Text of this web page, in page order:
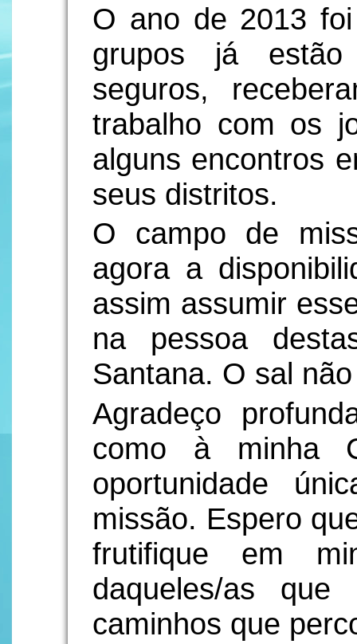
O ano de 2013
grupos já
seguros,
trabalho com os
alguns encontros
seus distritos.
O campo de
agora a
assim assumir
na pessoa
Santana. O sal
Agradeço
como à minha
oportunidade
missão. Espero
frutifique em
daqueles/as que
caminhos que